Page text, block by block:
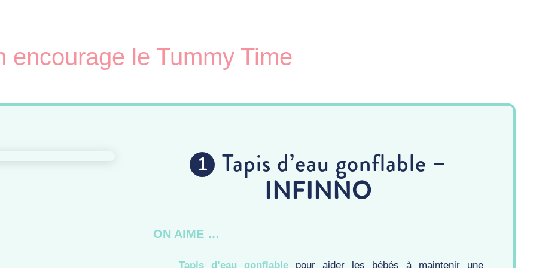
encourage le Tummy Time
Tapis d’eau gonflable –
INFINNO
ON AIME …
Tapis d’eau gonflablepour aider les bébés à maintenir une